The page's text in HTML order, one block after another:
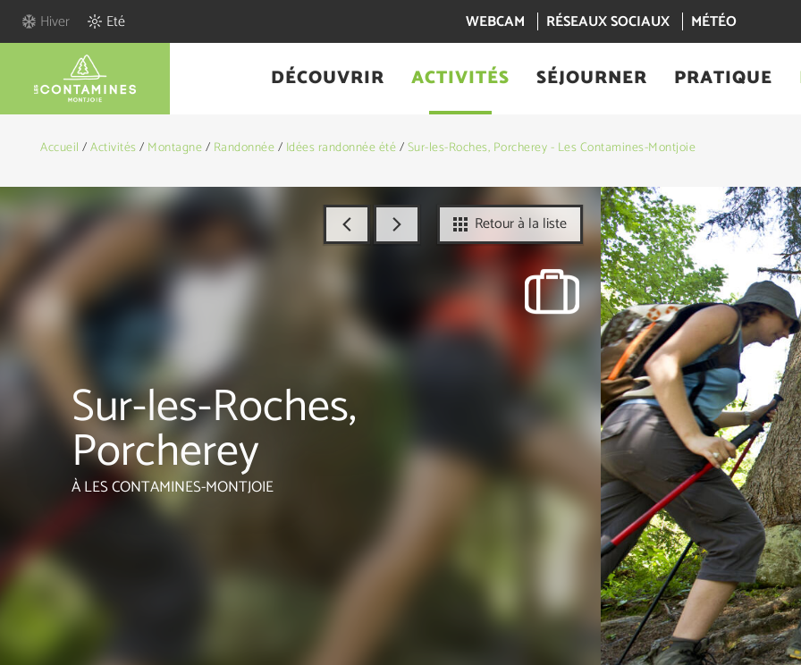
Hiver Eté WEBCAM RÉSEAUX SOCIAUX MÉTÉO
DÉCOUVRIR ACTIVITÉS SÉJOURNER PRATIQUE
Accueil /Activités/ Montagne/ Randonnée/ Idées randonnée été/Sur-les-Roches, Porcherey - Les Contamines-Montjoie
Retour à la liste
Sur-les-Roches,
Porcherey
À LES CONTAMINES-MONTJOIE